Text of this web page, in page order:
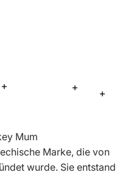
Mehr
Mehr Informationen
Mum
Marke, die von
wurde. Sie entstand